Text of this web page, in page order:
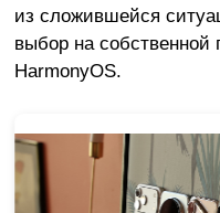
из сложившейся
выбор на
HarmonyOS.